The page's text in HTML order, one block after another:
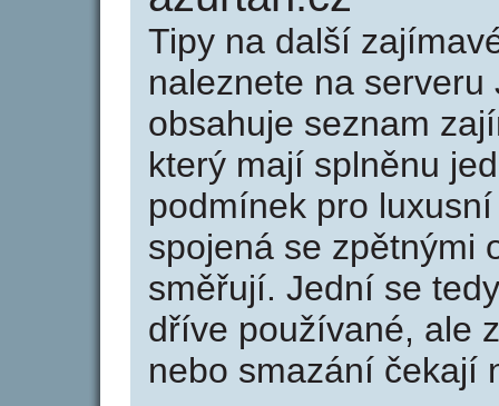
Tipy na další
naleznete na serveru
obsahuje seznam
který mají splněnu
podmínek pro
spojená se zpětnými
směřují. Jední se
dříve používané, ale
nebo smazání čekají